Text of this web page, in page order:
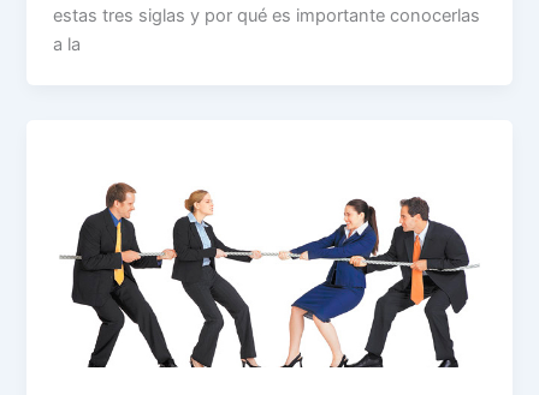
estas tres siglas y por qué es importante conocerlas
a la